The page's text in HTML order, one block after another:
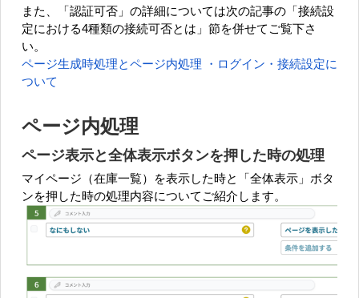
また、「認証可否」の詳細については次の記事の「接続設
定における4種類の接続可否とは」節を併せてご覧下さ
い。
ページ生成時処理とページ内処理 ・ログイン・接続設定に
ついて
ページ内処理
ページ表示と全体表示ボタンを押した時の処理
マイページ（在庫一覧）を表示した時と「全体表示」ボタ
ンを押した時の処理内容についてご紹介します。